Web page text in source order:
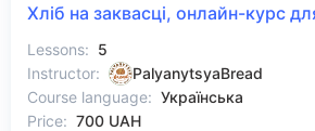
Хліб на заквасці, онлайн-курс
Lessons: 5
Instructor:
PalyanytsyaBread
Course language: Українська
Price: 700 UAH